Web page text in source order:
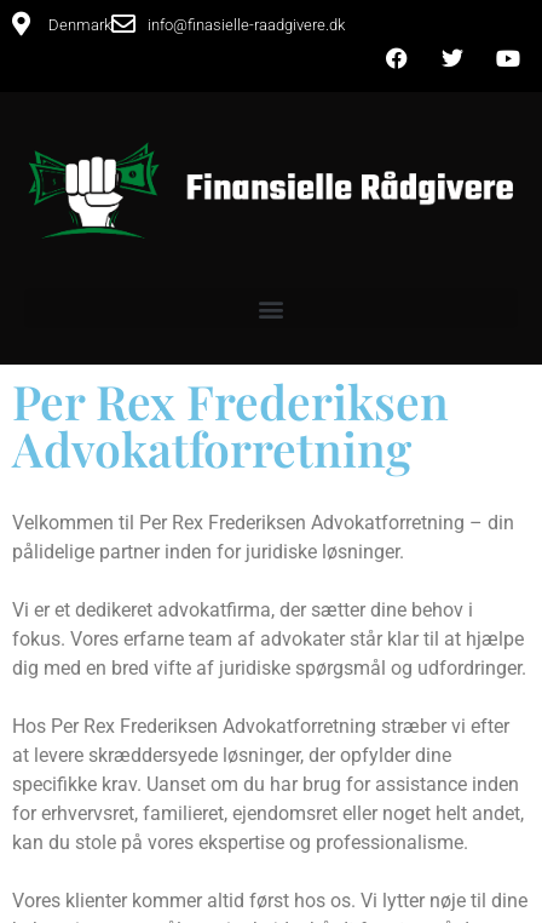
Denmark info@finasielle-raadgivere.dk
Per Rex Frederiksen
Advokatforretning
Velkommen til Per Rex Frederiksen Advokatforretning – din
pålidelige partner inden for juridiske løsninger.
Vi er et dedikeret advokatfirma, der sætter dine behov i
fokus. Vores erfarne team af advokater står klar til at hjælpe
dig med en bred vifte af juridiske spørgsmål og udfordringer.
Hos Per Rex Frederiksen Advokatforretning stræber vi efter
at levere skræddersyede løsninger, der opfylder dine
specifikke krav. Uanset om du har brug for assistance inden
for erhvervsret, familieret, ejendomsret eller noget helt andet,
kan du stole på vores ekspertise og professionalisme.
Vores klienter kommer altid først hos os. Vi lytter nøje til dine